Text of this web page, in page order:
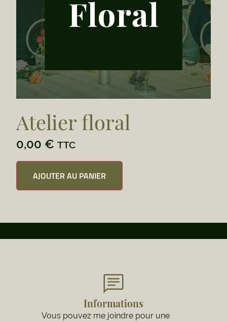
Atelier floral
0,00 € TTC
AJOUTER AU PANIER
Informations
Vous pouvez me joindre pour une